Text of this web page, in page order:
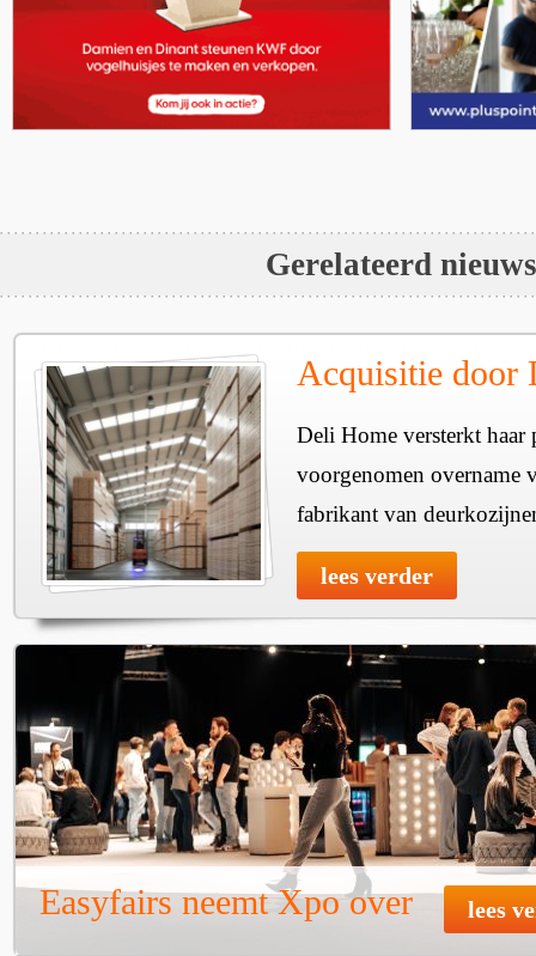
Gerelateerd nieuws
Acquisitie door
Deli Home versterkt haar
voorgenomen overname
fabrikant van
lees verder
Easyfairs neemt Xpo over lees